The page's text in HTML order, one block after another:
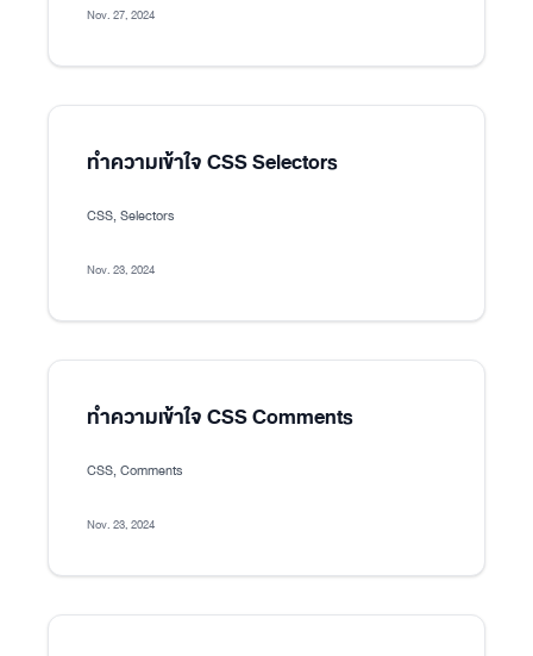
Nov. 27, 2024
ทำความเข้าใจ CSS Selectors
CSS, Selectors
Nov. 23, 2024
ทำความเข้าใจ CSS Comments
CSS, Comments
Nov. 23, 2024